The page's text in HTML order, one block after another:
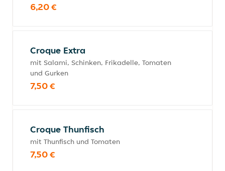
6,20 €
Croque Extra
mit Salami, Schinken, Frikadelle, Tomaten
und Gurken
7,50 €
Croque Thunfisch
mit Thunfisch und Tomaten
7,50 €